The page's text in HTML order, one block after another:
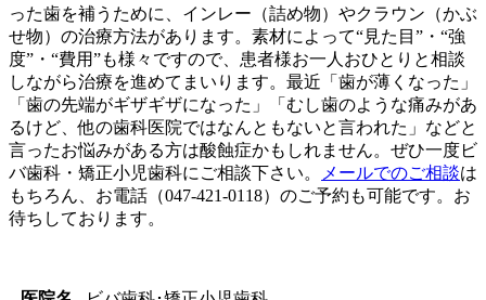
った歯を補うために、インレー（詰め物）やクラウン（かぶ
せ物）の治療方法があります。素材によって“見た目”・“強
度”・“費用”も様々ですので、患者様お一人おひとりと相談
しながら治療を進めてまいります。最近「歯が薄くなった」
「歯の先端がギザギザになった」「むし歯のような痛みがあ
るけど、他の歯科医院ではなんともないと言われた」などと
言ったお悩みがある方は酸蝕症かもしれません。ぜひ一度ビ
バ歯科・矯正小児歯科にご相談下さい。
メールでのご相談は
もちろん、お電話（047-421-0118）のご予約も可能です。お
待ちしております。